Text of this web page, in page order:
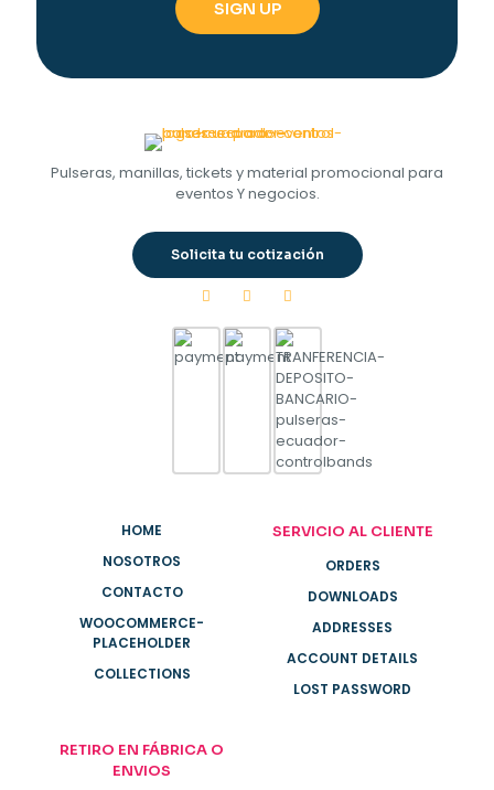
Pulseras, manillas, tickets y material promocional para
eventos Y negocios.
Solicita tu cotización
HOME
NOSOTROS
CONTACTO
WOOCOMMERCE-
PLACEHOLDER
COLLECTIONS
RETIRO EN FÁBRICA O
ENVIOS
SERVICIO AL CLIENTE
ORDERS
DOWNLOADS
ADDRESSES
ACCOUNT DETAILS
LOST PASSWORD